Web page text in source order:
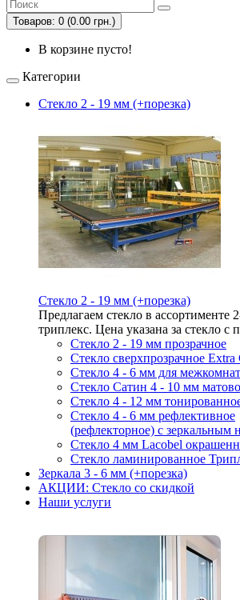
Товаров: 0 (0.00 грн.)
В корзине пусто!
Категории
Стекло 2 - 19 мм (+порезка)
Стекло 2 - 19 мм (+порезка)
Предлагаем стекло в
триплекс. Цена указана за стекло с
Стекло 2 - 19 мм прозрачное
Стекло сверхпрозрачное Extra
Стекло 4 - 6 мм для
Стекло Сатин 4 - 10 мм
Стекло 4 - 12 мм
Стекло 4 - 6 мм рефлективное
(рефлекторное) с зеркальным
Стекло 4 мм Lacobel
Стекло ламинированное
Зеркала 3 - 6 мм (+порезка)
АКЦИИ: Стекло со скидкой
Наши услуги